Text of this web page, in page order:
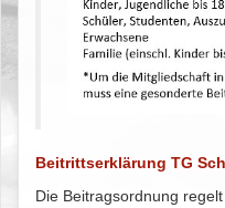
Beitrittserklärung TG
Die Beitragsordnung